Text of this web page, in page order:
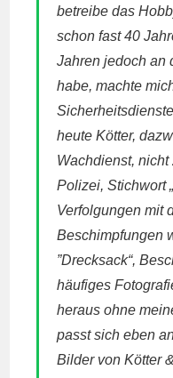
betreibe das
schon fast 40
Jahren jedoch an
habe, machte
heute Kötter,
Wachdienst,
Polizei, Stichwort
Verfolgungen mit
Beschimpfungen
”Drecksack“,
häufiges
heraus ohne
passt sich eben
Bilder von Kötter